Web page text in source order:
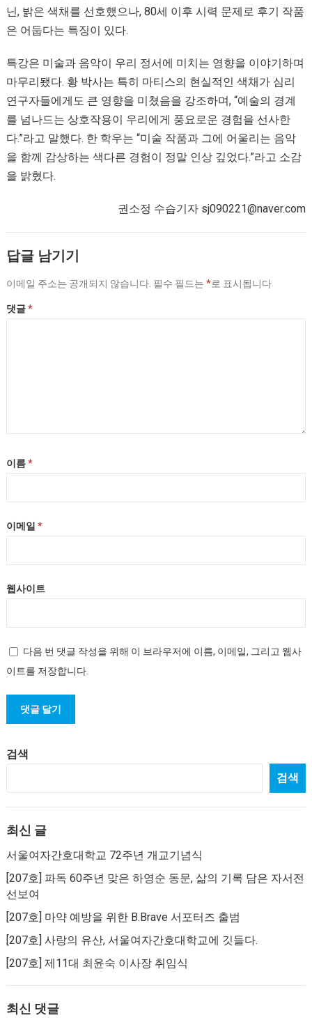
닌, 밝은 색채를 선호했으나, 80세 이후 시력 문제로 후기 작품
은 어둡다는 특징이 있다.
특강은 미술과 음악이 우리 정서에 미치는 영향을 이야기하며
마무리됐다. 황 박사는 특히 마티스의 현실적인 색채가 심리
연구자들에게도 큰 영향을 미쳤음을 강조하며, “예술의 경계
를 넘나드는 상호작용이 우리에게 풍요로운 경험을 선사한
다.”라고 말했다. 한 학우는 “미술 작품과 그에 어울리는 음악
을 함께 감상하는 색다른 경험이 정말 인상 깊었다.”라고 소감
을 밝혔다.
권소정 수습기자 sj090221@naver.com
답글 남기기
이메일 주소는 공개되지 않습니다. 필수 필드는 *로 표시됩니다
댓글*
이름*
이메일 *
웹사이트
다음 번 댓글 작성을 위해 이 브라우저에 이름, 이메일, 그리고 웹사
이트를 저장합니다.
검색
검색
최신 글
서울여자간호대학교 72주년 개교기념식
[207호] 파독 60주년 맞은 하영순 동문, 삶의 기록 담은 자서전
선보여
[207호] 마약 예방을 위한 B.Brave 서포터즈 출범
[207호] 사랑의 유산, 서울여자간호대학교에 깃들다.
[207호] 제11대 최윤숙 이사장 취임식
최신 댓글